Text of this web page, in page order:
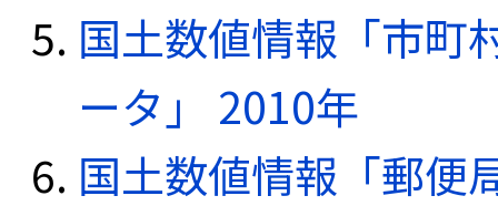
国土数値情報「市町
ータ」 2010年
国土数値情報「郵便